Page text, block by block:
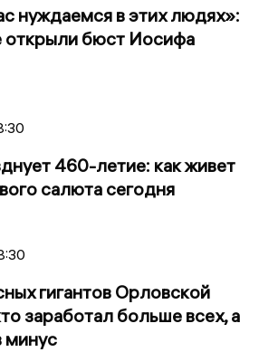
нуждаемся в этих людях»:
открыли бюст Иосифа
460-летие: как живет
салюта сегодня
гигантов Орловской
заработал больше всех, а
минус